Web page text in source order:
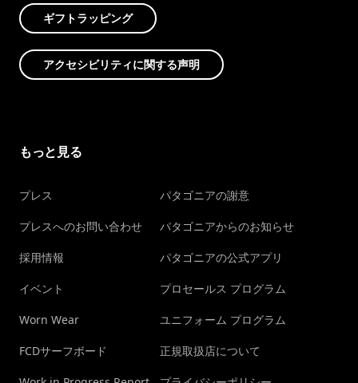
ギフトラッピング
アクセシビリティに関する声明
もっと見る
プレス
プレスへのお問い合わせ
採用情報
イベント
Worn Wear
FCDサーフボード
パタゴニアの謝意
パタゴニアからのお知らせ
パタゴニアの公式アプリ
プロセールス プログラム
ユニフォーム プログラム
正規取扱店について